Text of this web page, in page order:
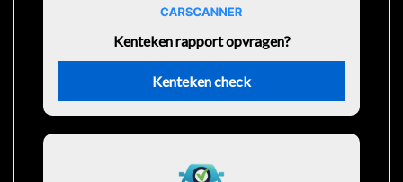
Kenteken rapport opvragen?
Kenteken check